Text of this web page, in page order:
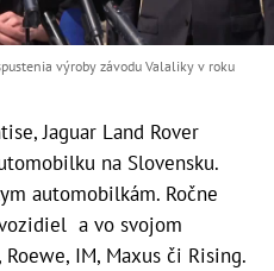
výroby závodu Valaliky v roku
Jaguar Land Rover
na Slovensku.
automobilkám. Ročne
a vo svojom
IM, Maxus či Rising.